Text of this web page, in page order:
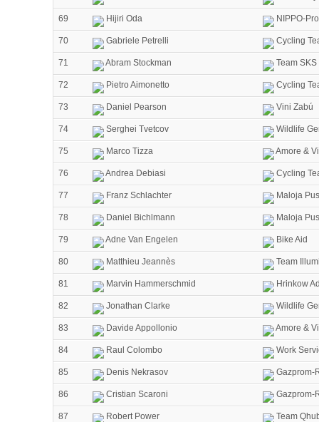
69 Hijiri Oda NIPPO-
70 Gabriele Petrelli Cycling
71 Abram Stockman Team
72 Pietro Aimonetto Cycling
73 Daniel Pearson Vini Zabú
74 Serghei Tvetcov Wildlife
75 Marco Tizza Amore &
76 Andrea Debiasi Cycling
77 Franz Schlachter Maloja
78 Daniel Bichlmann Maloja
79 Adne Van Engelen Bike Aid
80 Matthieu Jeannès Team
81 Marvin Hammerschmid Hrinkow
82 Jonathan Clarke Wildlife
83 Davide Appollonio Amore &
84 Raul Colombo Work
85 Denis Nekrasov Gazprom-
86 Cristian Scaroni Gazprom-
87 Robert Power Team